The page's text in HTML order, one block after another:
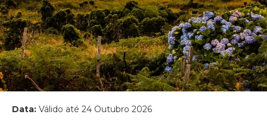
Data: Válido até 24 Outubro 2026